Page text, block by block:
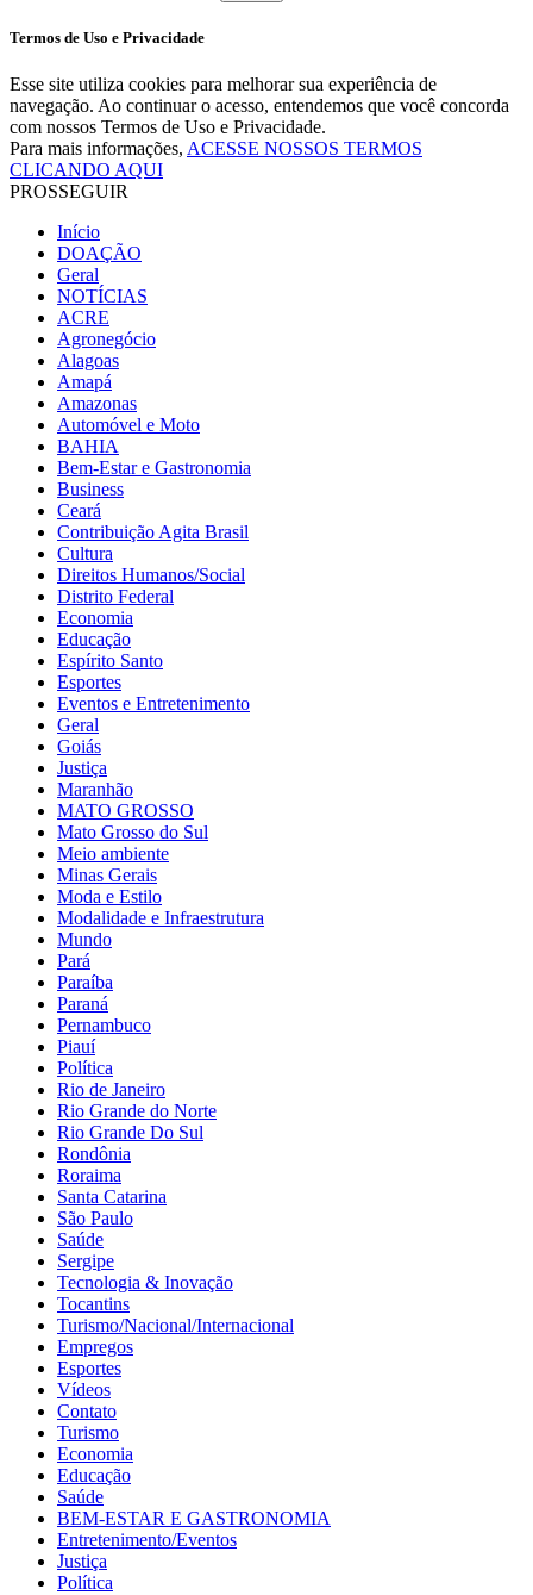
Termos de Uso e Privacidade
Esse site utiliza cookies para melhorar sua experiência de
navegação. Ao continuar o acesso, entendemos que você concorda
com nossos Termos de Uso e Privacidade.
Para mais informações, ACESSE NOSSOS TERMOS
CLICANDO AQUI
PROSSEGUIR
Início
DOAÇÃO
Geral
NOTÍCIAS
ACRE
Agronegócio
Alagoas
Amapá
Amazonas
Automóvel e Moto
BAHIA
Bem-Estar e Gastronomia
Business
Ceará
Contribuição Agita Brasil
Cultura
Direitos Humanos/Social
Distrito Federal
Economia
Educação
Espírito Santo
Esportes
Eventos e Entretenimento
Geral
Goiás
Justiça
Maranhão
MATO GROSSO
Mato Grosso do Sul
Meio ambiente
Minas Gerais
Moda e Estilo
Modalidade e Infraestrutura
Mundo
Pará
Paraíba
Paraná
Pernambuco
Piauí
Política
Rio de Janeiro
Rio Grande do Norte
Rio Grande Do Sul
Rondônia
Roraima
Santa Catarina
São Paulo
Saúde
Sergipe
Tecnologia & Inovação
Tocantins
Turismo/Nacional/Internacional
Empregos
Esportes
Vídeos
Contato
Turismo
Economia
Educação
Saúde
BEM-ESTAR E GASTRONOMIA
Entretenimento/Eventos
Justiça
Política